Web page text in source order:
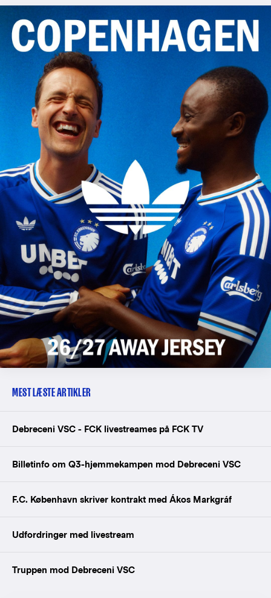
MEST LÆSTE ARTIKLER
Debreceni VSC - FCK livestreames på FCK TV
Billetinfo om Q3-hjemmekampen mod Debreceni VSC
F.C. København skriver kontrakt med Ákos Markgráf
Udfordringer med livestream
Truppen mod Debreceni VSC